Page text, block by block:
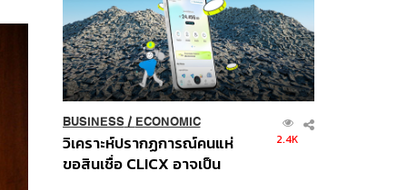
BUSINESS/ ECONOMIC
วิเคราะห์ปรากฏการณ์คนแห่
ขอสินเชื่อ CLICX อาจเป็น
2.4K